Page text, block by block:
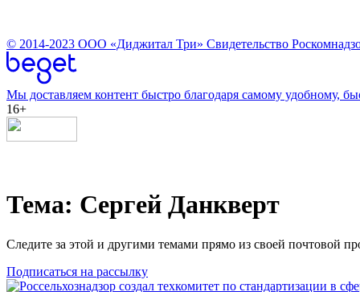
© 2014-2023 ООО «Диджитал Три» Свидетельство
Мы доставляем контент быстро благодаря самому удобному,
16+
Тема: Сергей Данкверт
Следите за этой и другими темами прямо из своей почтовой
Подписаться на рассылку